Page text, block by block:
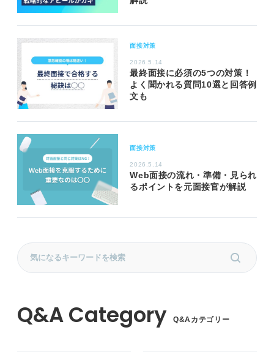
面接対策
2026.5.14
最終面接に必須の5つの対策！
よく聞かれる質問10選と回答例
文も
面接対策
2026.5.14
Web面接の流れ・準備・見られ
るポイントを元面接官が解説
Q&Aカテゴリー